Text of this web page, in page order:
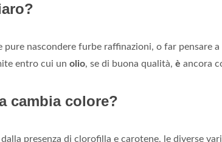
pure nascondere furbe raffinazioni, o far pensare
entro cui un olio, se di buona qualità, è ancora
cambia colore?
presenza di clorofilla e carotene, le diverse